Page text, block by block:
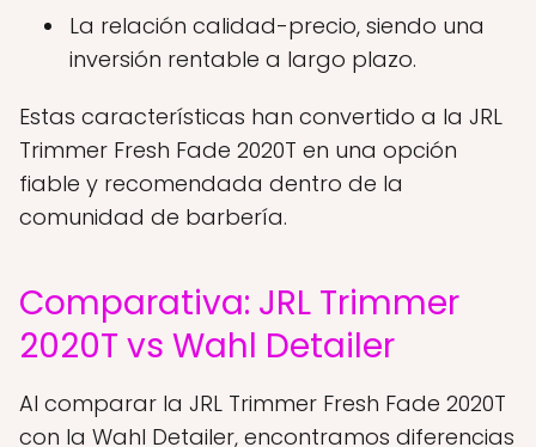
La relación calidad-precio, siendo una
inversión rentable a largo plazo.
Estas características han convertido a la JRL
Trimmer Fresh Fade 2020T en una opción
fiable y recomendada dentro de la
comunidad de barbería.
Comparativa: JRL Trimmer
2020T vs Wahl Detailer
Al comparar la JRL Trimmer Fresh Fade 2020T
con la Wahl Detailer, encontramos diferencias